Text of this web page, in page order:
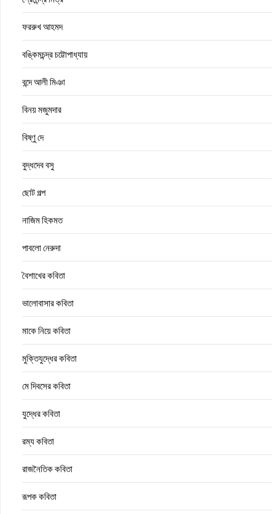
ফররুখ আহমদ
বঙ্কিমচন্দ্র চট্টোপাধ্যায়
বন্দে আলী মিঞা
বিনয় মজুমদার
বিষ্ণু দে
বুদ্ধদেব বসু
ছোট গল্প
নাজিম হিকমত
পাবলো নেরুদা
বৈশাখের কবিতা
ভালোবাসার কবিতা
মাকে নিয়ে কবিতা
মুক্তিযুদ্ধের কবিতা
মে দিবসের কবিতা
যুদ্ধের কবিতা
রম্য কবিতা
রাজনৈতিক কবিতা
রূপক কবিতা